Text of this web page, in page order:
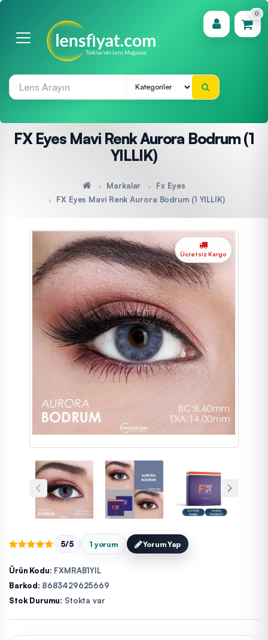
0
(0)
FX Eyes Mavi Renk Aurora Bodrum (1
YILLIK)
Markalar
Fx Eyes
FX Eyes Mavi Renk Aurora Bodrum (1 YILLIK)
Ücretsiz Kargo
5/5 1 yorum Yorum Yap
Ürün Kodu: FXMRAB1YIL
Barkod: 8683429625669
Stok Durumu: Stokta var